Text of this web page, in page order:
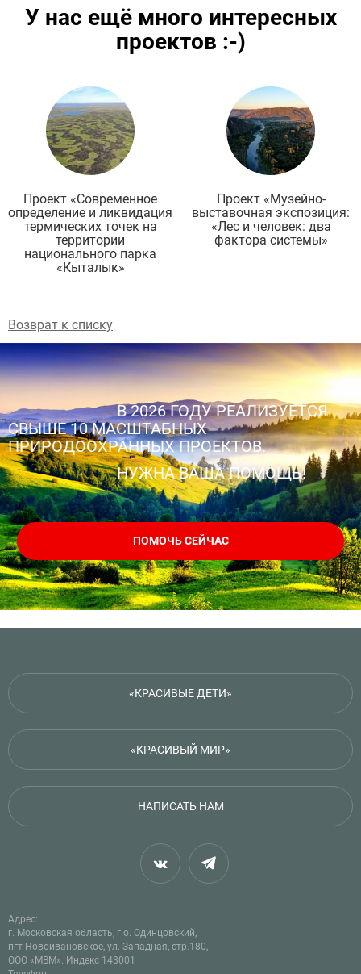
У нас ещё много интересных
проектов :-)
Проект «Современное
определение и ликвидация
термических точек на
территории
национального парка
«Кыталык»
Подробнее
Проект «Музейно-
выставочная экспозиция:
«Лес и человек: два
фактора системы»
Возврат к списку
В 2026 ГОДУ РЕАЛИЗУЕТСЯ
СВЫШЕ 10 МАСШТАБНЫХ
ПРИРОДООХРАННЫХ ПРОЕКТОВ.
НУЖНА ВАША ПОМОЩЬ!
ПОМОЧЬ СЕЙЧАС
«КРАСИВЫЕ ДЕТИ»
«КРАСИВЫЙ МИР»
НАПИСАТЬ НАМ
Адрес:
г. Московская область, г.о. Одинцовский,
пгт Новоивановское, ул. Западная, стр.180,
ООО «МВМ». Индекс 143001